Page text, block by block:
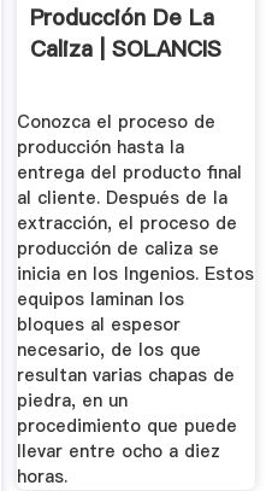
Producción De La
Caliza | SOLANCIS
Conozca el proceso de
producción hasta la
entrega del producto final
al cliente. Después de la
extracción, el proceso de
producción de caliza se
inicia en los Ingenios. Estos
equipos laminan los
bloques al espesor
necesario, de los que
resultan varias chapas de
piedra, en un
procedimiento que puede
llevar entre ocho a diez
horas.